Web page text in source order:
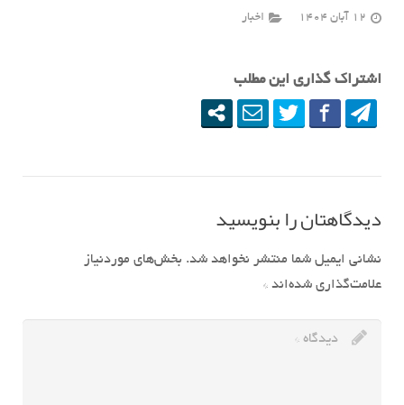
12 آبان 1404 اخبار
اشتراک گذاری این مطلب
دیدگاهتان را بنویسید
نشانی ایمیل شما منتشر نخواهد شد. بخش‌های موردنیاز
علامت‌گذاری شده‌اند *